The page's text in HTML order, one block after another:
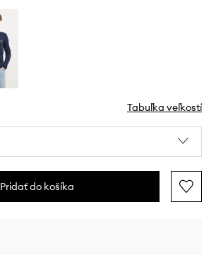
Tabuľka veľkostí
Pridať do košíka